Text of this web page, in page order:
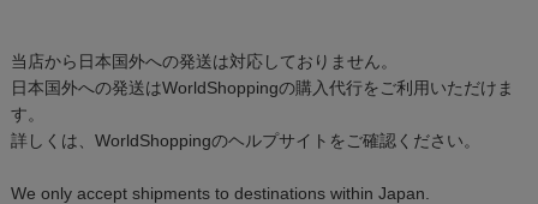
当店から日本国外への発送は対応しておりません。
日本国外への発送はWorldShoppingの購入代行をご利用いただけま
す。
詳しくは、WorldShoppingのヘルプサイトをご確認ください。
We only accept shipments to destinations within Japan.